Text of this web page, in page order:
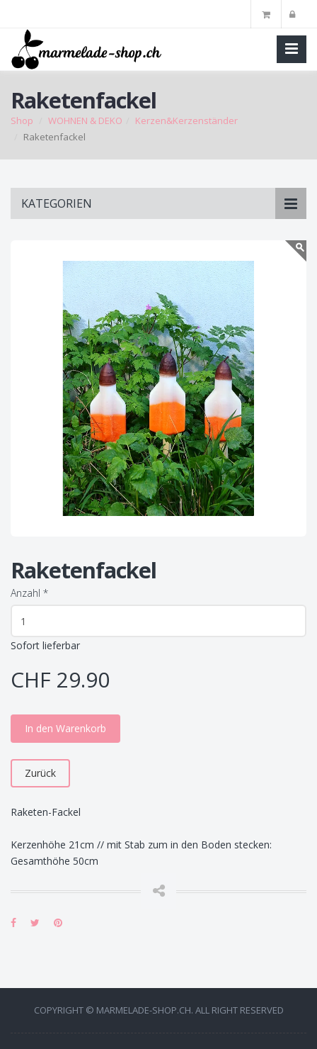
Raketenfackel
Shop WOHNEN & DEKO
Kerzen&Kerzenständer
Raketenfackel
KATEGORIEN
Raketenfackel
Anzahl *
Sofort lieferbar
CHF 29.90
In den Warenkorb
Zurück
Raketen-Fackel
Kerzenhöhe 21cm // mit Stab zum in den Boden stecken:
Gesamthöhe 50cm
COPYRIGHT © MARMELADE-SHOP.CH. ALL RIGHT RESERVED